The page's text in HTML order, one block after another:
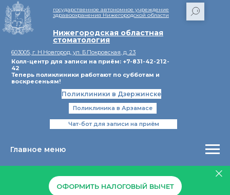
государственное автономное учреждение
здравоохранения Нижегородской области
Нижегородская областная
стоматология
Колл-центр для записи на приём: +7-831-42-212-
42
Теперь поликлиники работают по субботам и
воскресеньям!
603005, г. Н.Новгород, ул. Б.Покровская, д. 23
Поликлиника в Арзамасе
Чат-бот для записи на приём
Поликлиники в Дзержинске
Главное меню
ОФОРМИТЬ НАЛОГОВЫЙ ВЫЧЕТ